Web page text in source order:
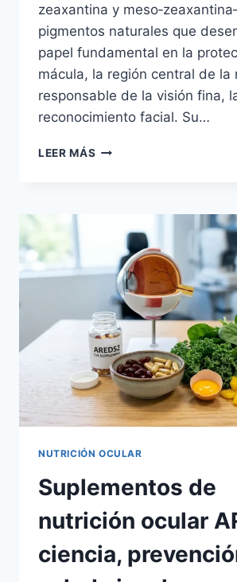
zeaxantina y
pigmentos naturales que
papel fundamental en la
mácula, la región central de la
responsable de la visión fina,
reconocimiento facial. Su…
LEER MÁS CAROTENOIDES
SUPLEMENTOS
ESENCIALES
PARA
MÁCULA
Y
LA
PROTECCIÓN
FRENTE
A
LA
LUZ
NUTRICIÓN OCULAR
Suplementos de
nutrición ocular
ciencia,